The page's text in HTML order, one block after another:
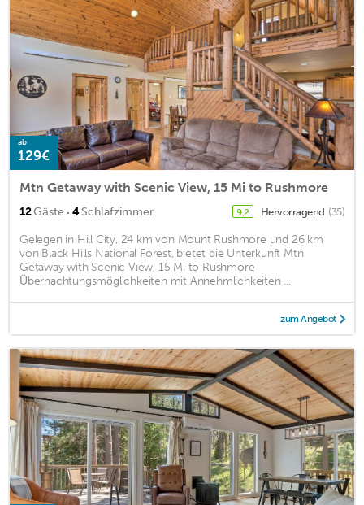
ab
129€
Mtn Getaway with Scenic View, 15 Mi to Rushmore
12Gäste · 4Schlafzimmer 9,2 Hervorragend (35)
Gelegen in Hill City, 24 km von Mount Rushmore und 26 km
von Black Hills National Forest, bietet die Unterkunft Mtn
Getaway with Scenic View, 15 Mi to Rushmore
Übernachtungsmöglichkeiten mit Annehmlichkeiten ...
zum Angebot